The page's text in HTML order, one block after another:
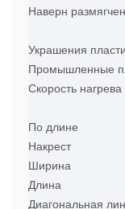
Наверн
Украшения
Промышленные
Скорость
По длине
Накрест
Ширина
Длина
Диагональная